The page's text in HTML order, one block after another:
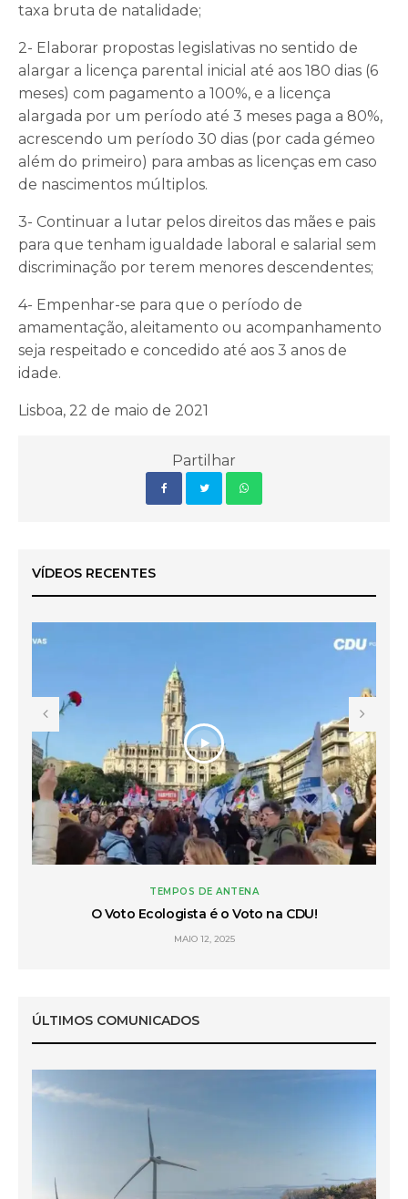
taxa bruta de natalidade;
2- Elaborar propostas legislativas no sentido de
alargar a licença parental inicial até aos 180 dias (6
meses) com pagamento a 100%, e a licença
alargada por um período até 3 meses paga a 80%,
acrescendo um período 30 dias (por cada gémeo
além do primeiro) para ambas as licenças em caso
de nascimentos múltiplos.
3- Continuar a lutar pelos direitos das mães e pais
para que tenham igualdade laboral e salarial sem
discriminação por terem menores descendentes;
4- Empenhar-se para que o período de
amamentação, aleitamento ou acompanhamento
seja respeitado e concedido até aos 3 anos de
idade.
Lisboa, 22 de maio de 2021
Partilhar
VÍDEOS RECENTES
TEMPOS DE ANTENA
O Voto Ecologista é o Voto na CDU!
MAIO 12, 2025
ÚLTIMOS COMUNICADOS